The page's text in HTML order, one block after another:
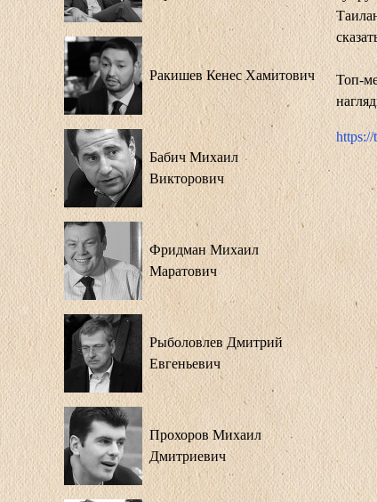
Ракишев Кенес Хамитович
Бабич Михаил
Викторович
Фридман Михаил
Маратович
Рыболовлев Дмитрий
Евгеньевич
Прохоров Михаил
Дмитриевич
Топ-